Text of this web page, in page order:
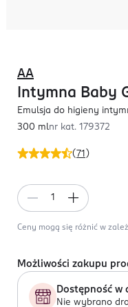
( 71 )
AA
Intymna Baby
Emulsja do higieny
300 mlnr kat. 179372
Ceny mogą się różnić w
Możliwości zakupu
Dostępność w
Nie wybrano